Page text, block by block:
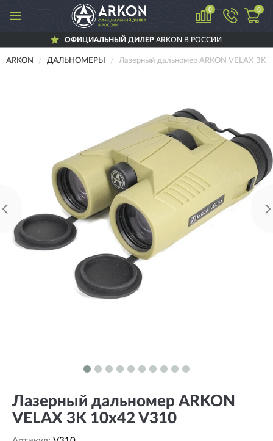
0 0
ОФИЦИАЛЬНЫЙ ДИЛЕРARKON В РОССИИ
ARKON ДАЛЬНОМЕРЫ Лазерный дальномер ARKON VELAX 3K
Лазерный дальномер ARKON
VELAX 3K 10x42 V310